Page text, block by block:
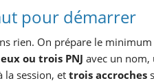
pour démarrer
rien. On prépare le
ou trois PNJ avec un
la session, et trois accroches